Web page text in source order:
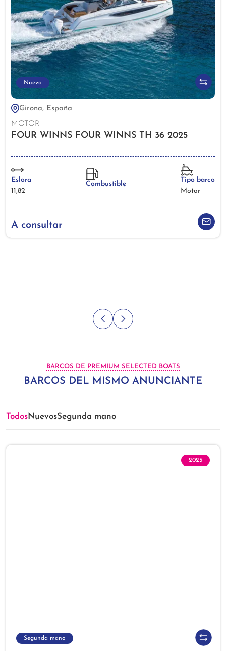
Nuevo
Girona, España
MOTOR
FOUR WINNS FOUR WINNS TH 36 2025
Eslora
11,82
Combustible
Tipo barco
Motor
A consultar
BARCOS DE PREMIUM SELECTED BOATS
BARCOS DEL MISMO ANUNCIANTE
TodosNuevosSegunda mano
2025
Segunda mano